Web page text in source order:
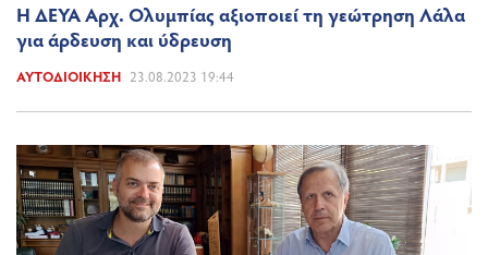
Η ΔΕΥΑ Αρχ. Ολυμπίας αξιοποιεί τη γεώτρηση Λάλα
για άρδευση και ύδρευση
ΑΥΤΟΔΙΟΊΚΗΣΗ 23.08.2023 19:44